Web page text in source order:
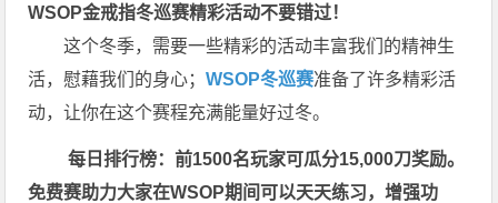
WSOP金戒指冬巡赛精彩活动不要错过！
这个冬季，需要一些精彩的活动丰富我们的精神生
活，慰藉我们的身心；WSOP冬巡赛准备了许多精彩活
动，让你在这个赛程充满能量好过冬。
每日排行榜：前1500名玩家可瓜分15,000刀奖励。
免费赛助力大家在WSOP期间可以天天练习，增强功